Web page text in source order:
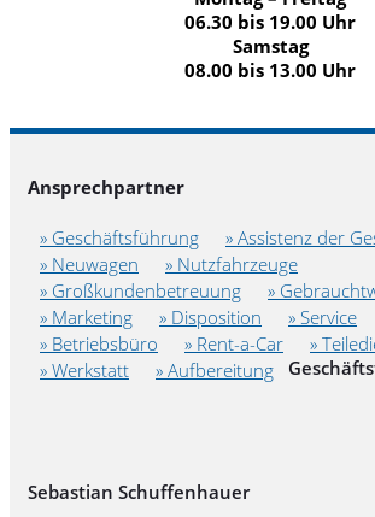
06.30 bis 19.00 Uhr
Samstag
08.00 bis 13.00 Uhr
Ansprechpartner
» Geschäftsführung
» Assistenz der
» Neuwagen
» Nutzfahrzeuge
» Großkundenbetreuung
»
» Marketing
» Disposition
» Service
» Betriebsbüro
» Rent-a-Car
»
» Werkstatt
» Aufbereitung
Sebastian Schuffenhauer